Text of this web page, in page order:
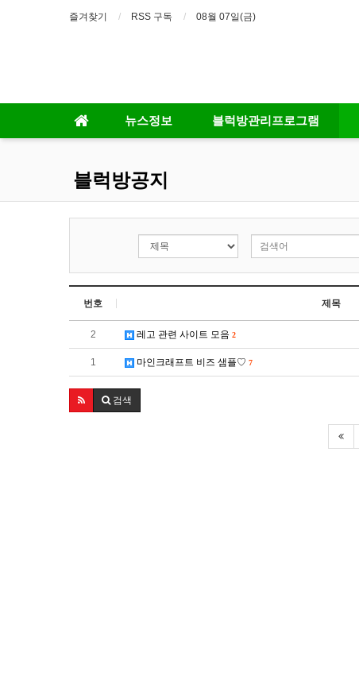
즐겨찾기 RSS 구독 08월 07일(금)
뉴스정보 블럭방관리프로그램
블럭방공지
번호 제목
2 레고 관련 사이트 모음 2
1 마인크래프트 비즈 샘플♡ 7
검색